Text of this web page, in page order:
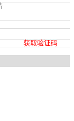
获取验证码